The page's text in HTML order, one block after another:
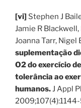
[vi] Stephen J
Jamie R
Joanna Tarr, Nigel
suplementação
O2 do exercício
tolerância ao
humanos.J Appl